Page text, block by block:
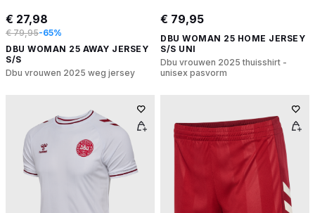
€ 27,98
€ 79,95-65%
DBU WOMAN 25 AWAY JERSEY
S/S
Dbu vrouwen 2025 weg jersey
€ 79,95
DBU WOMAN 25 HOME JERSEY
S/S UNI
Dbu vrouwen 2025 thuisshirt -
unisex pasvorm